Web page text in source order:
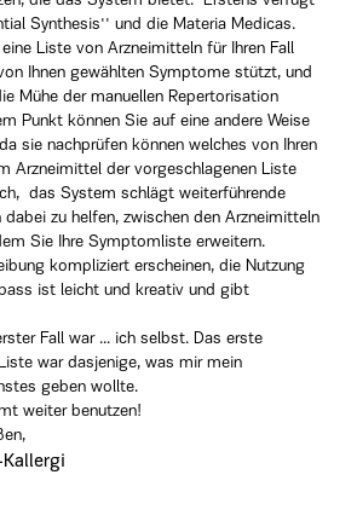
Synthesis'' und die Materia Medicas.
Liste von Arzneimitteln für Ihren Fall
Ihnen gewählten Symptome stützt, und
Mühe der manuellen Repertorisation
Punkt können Sie auf eine andere Weise
sie nachprüfen können welches von Ihren
Arzneimittel der vorgeschlagenen Liste
das System schlägt weiterführende
dabei zu helfen, zwischen den Arzneimitteln
Sie Ihre Symptomliste erweitern.
kompliziert erscheinen, die Nutzung
ist leicht und kreativ und gibt
Fall war ... ich selbst. Das erste
war dasjenige, was mir mein
geben wollte.
weiter benutzen!